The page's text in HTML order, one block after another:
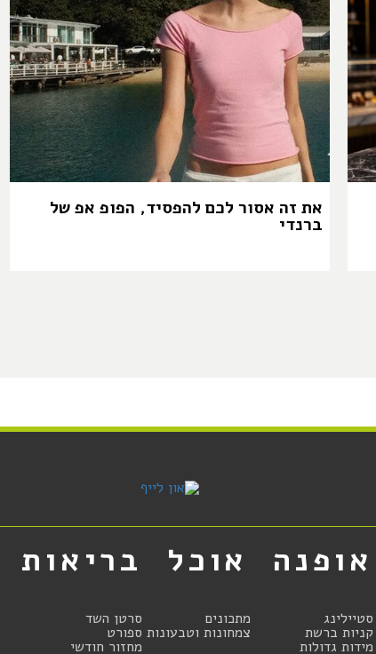
את זה אסור לכם להפסיד, הפופ אפ של
ברנדי
אופנה
סטיילינג
קניות ברשת
מידות גדולות
אוכל
מתכונים
צמחונות וטבעונות
בריאות
סרטן השד
ספורט
מחזור חודשי